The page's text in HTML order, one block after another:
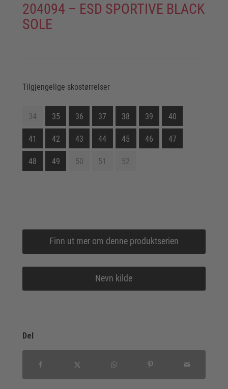
204094 – ESD SPORTIVE BLACK
SOLE
Tilgjengelige skostørrelser
34 35 36 37 38 39 40
41 42 43 44 45 46 47
48 49 50 51 52
Finn ut mer om denne produktserien
Nevn kilde
Del